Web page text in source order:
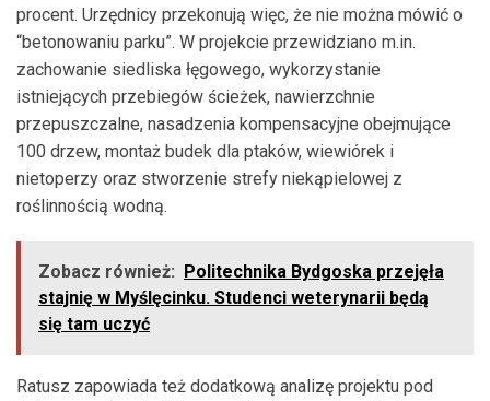
procent. Urzędnicy przekonują więc, że nie można mówić o
“betonowaniu parku”. W projekcie przewidziano m.in.
zachowanie siedliska łęgowego, wykorzystanie
istniejących przebiegów ścieżek, nawierzchnie
przepuszczalne, nasadzenia kompensacyjne obejmujące
100 drzew, montaż budek dla ptaków, wiewiórek i
nietoperzy oraz stworzenie strefy niekąpielowej z
roślinnością wodną.
Zobacz również: Politechnika Bydgoska przejęła
stajnię w Myślęcinku. Studenci weterynarii będą
się tam uczyć
Ratusz zapowiada też dodatkową analizę projektu pod